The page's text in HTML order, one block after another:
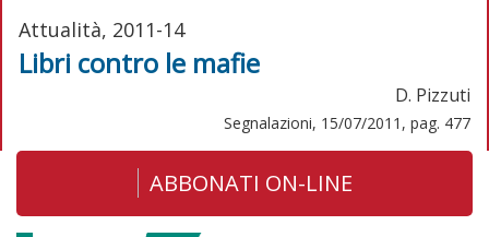
Attualità, 2011-14
Libri contro le mafie
D. Pizzuti
Segnalazioni, 15/07/2011, pag. 477
ABBONATI ON-LINE